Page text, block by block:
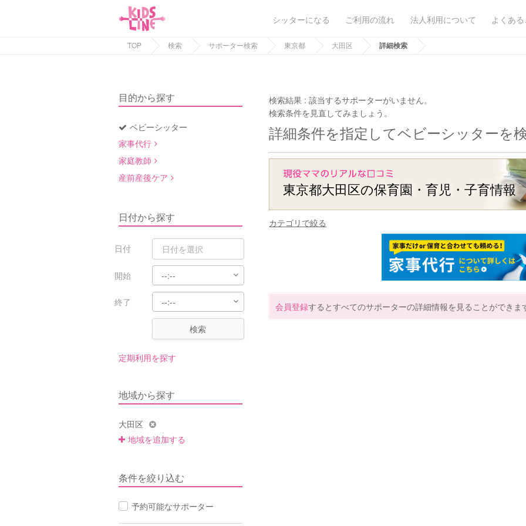
シッターになる ご利用の流れ 法人利用について よくあ
TOP 検索 サポーター検索 東京都 大田区 詳細検索
目的から探す
ベビーシッター
家事代行
家庭教師
産前産後ケア
日付から探す
日付
開始
終了
検索
定期利用を探す
地域から探す
大田区
地域を追加する
条件を絞り込む
予約可能なサポーター
検索結果 :該当するサポーターがいません。
検索条件を見直してみましょう。
詳細条件を指定してベビーシッターを
東京都大田区の保育園・育児・子育情報
カテゴリで絞る
会員登録するとすべてのサポーターの詳細情報を見ることができま